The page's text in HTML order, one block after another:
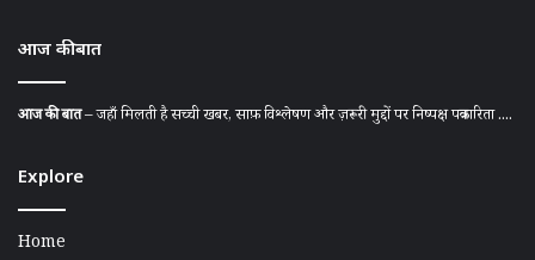
आज की बात
आज की बात– जहाँ मिलती है सच्ची खबर, साफ़ विश्लेषण और ज़रूरी मुद्दों पर निष्पक्ष पत्रकारिता ....
Explore
Home